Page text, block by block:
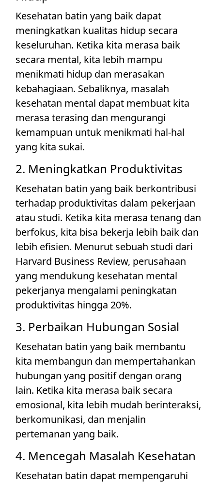
Kesehatan batin yang baik dapat
meningkatkan kualitas hidup secara
keseluruhan. Ketika kita merasa baik
secara mental, kita lebih mampu
menikmati hidup dan merasakan
kebahagiaan. Sebaliknya, masalah
kesehatan mental dapat membuat kita
merasa terasing dan mengurangi
kemampuan untuk menikmati hal-hal
yang kita sukai.
2. Meningkatkan Produktivitas
Kesehatan batin yang baik berkontribusi
terhadap produktivitas dalam pekerjaan
atau studi. Ketika kita merasa tenang dan
berfokus, kita bisa bekerja lebih baik dan
lebih efisien. Menurut sebuah studi dari
Harvard Business Review, perusahaan
yang mendukung kesehatan mental
pekerjanya mengalami peningkatan
produktivitas hingga 20%.
3. Perbaikan Hubungan Sosial
Kesehatan batin yang baik membantu
kita membangun dan mempertahankan
hubungan yang positif dengan orang
lain. Ketika kita merasa baik secara
emosional, kita lebih mudah berinteraksi,
berkomunikasi, dan menjalin
pertemanan yang baik.
4. Mencegah Masalah Kesehatan
Kesehatan batin dapat mempengaruhi